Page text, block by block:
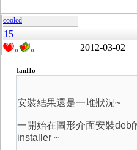
coolcd
15
0 0 2012-03-02
IanHo
安裝結果還是一堆狀況~
一開始在圖形介面安裝deb
installer ~